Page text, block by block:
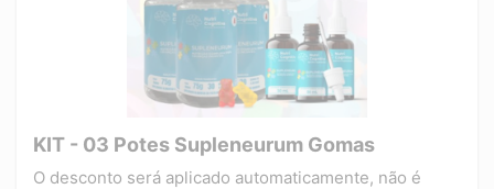
KIT - 03 Potes Supleneurum Gomas
O desconto será aplicado automaticamente, não é